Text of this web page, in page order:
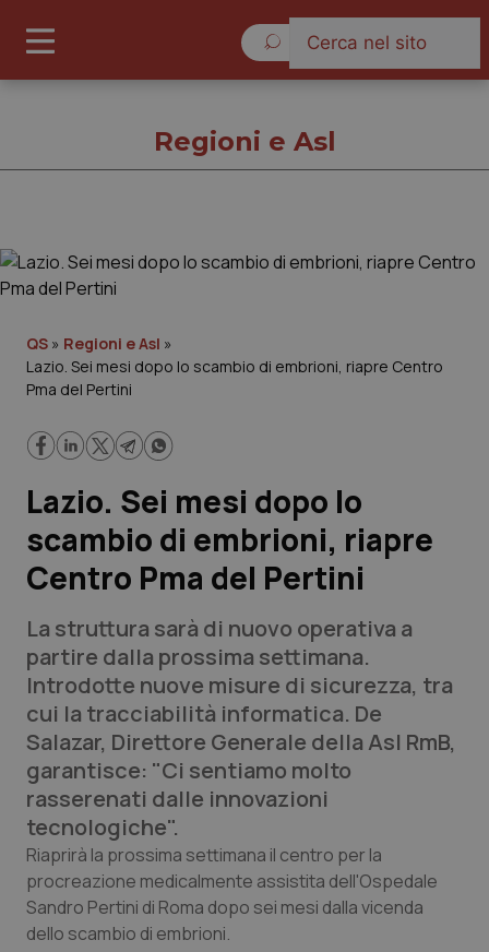
Governo e Parlamento
Regioni e Asl
Lavoro e Professioni
Scienza e Farmaci
Studi e Analisi
Lettere al direttore
Edizioni Regionali
QS Pro
Professionisti Sanitari.AI
Abruzzo
Basilicata
QS Pro Gold
Artrite & artrosi
QS Club Newsletter
Regioni e Asl
QS » Regioni e Asl »
Lazio. Sei mesi dopo lo scambio di embrioni, riapre Centro
Pma del Pertini
Lazio. Sei mesi dopo lo
scambio di embrioni, riapre
Centro Pma del Pertini
La struttura sarà di nuovo operativa a
partire dalla prossima settimana.
Introdotte nuove misure di sicurezza, tra
cui la tracciabilità informatica. De
Salazar, Direttore Generale della Asl RmB,
garantisce: "Ci sentiamo molto
rasserenati dalle innovazioni
tecnologiche".
Riaprirà la prossima settimana il centro per la
procreazione medicalmente assistita dell'Ospedale
Sandro Pertini di Roma dopo sei mesi dalla vicenda
dello scambio di embrioni.